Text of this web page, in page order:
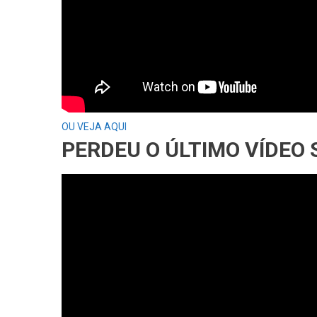
OU VEJA AQUI
PERDEU O ÚLTIMO VÍDEO